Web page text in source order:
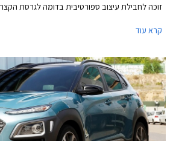
זוכה לחבילת עיצוב ספורטיבית בדומה לגרסת הקצה
קרא עוד